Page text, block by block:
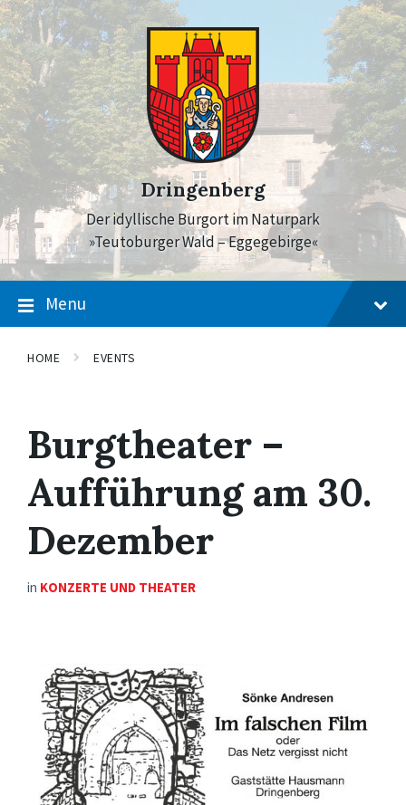
Skip
to
content
Skip
to
main
navigation
Skip
to
footer
Dringenberg
Der idyllische Burgort im Naturpark
»Teutoburger Wald – Eggegebirge«
Menu
HOME EVENTS
Burgtheater –
Aufführung am 30.
Dezember
in KONZERTE UND THEATER